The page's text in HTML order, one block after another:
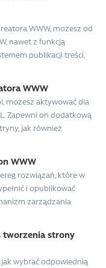
WWW, możesz od
nawet z funkcją
publikacji treści,
WWW
możesz aktywować dla
Zapewni on dodatkową
jak również
WWW
rozwiązań, które w
i opublikować
zarządzania
tworzenia strony
wybrać odpowiednią